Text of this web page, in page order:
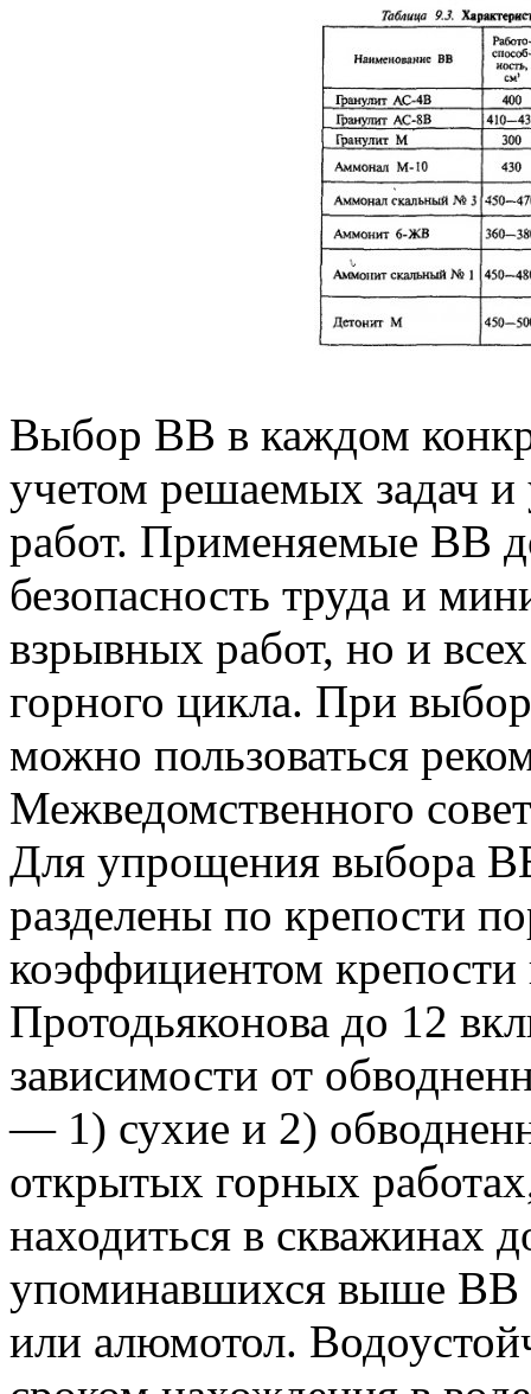
Выбор ВВ в каждом
учетом решаемых задач
работ. Применяемые ВВ
безопасность труда и
взрывных работ, но и
горного цикла. При
можно пользоваться
Межведомственного
Для упрощения выбора
разделены по крепости
коэффициентом
Протодьяконова до 12
зависимости от
— 1) сухие и 2)
открытых горных
находиться в скважинах
упоминавшихся выше ВВ
или алюмотол.